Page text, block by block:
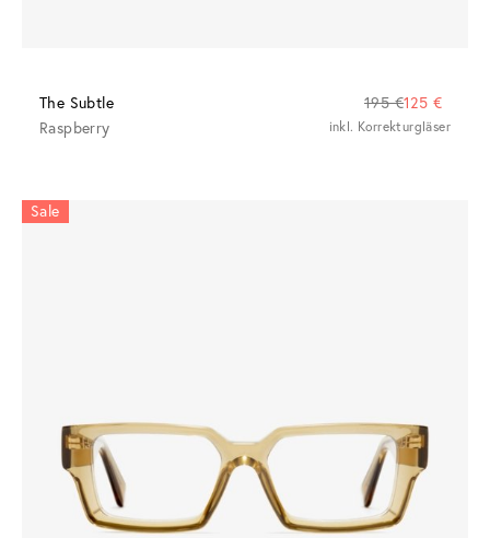
The Subtle 195 €125 €
Raspberry
inkl. Korrekturgläser
Sale